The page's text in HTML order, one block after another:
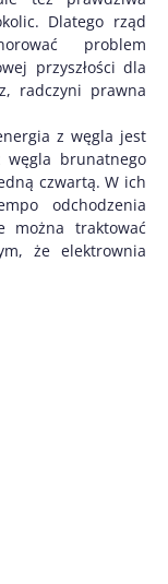
Dlatego rząd
problem
przyszłości dla
radczyni prawna
z węgla jest
brunatnego
czwartą. W ich
odchodzenia
można traktować
że elektrownia